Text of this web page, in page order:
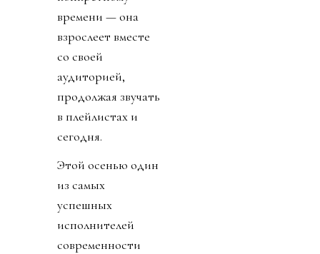
времени — она
взрослеет вместе
со своей
аудиторией,
продолжая звучать
в плейлистах и
сегодня.
Этой осенью один
из самых
успешных
исполнителей
современности